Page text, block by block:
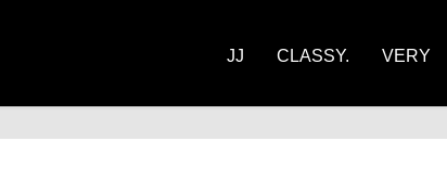
JJ CLASSY. VERY